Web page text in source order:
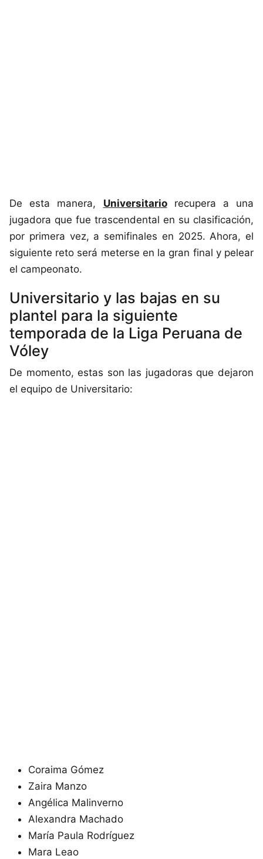
De esta manera, Universitariorecupera a una
jugadora que fue trascendental en su clasificación,
por primera vez, a semifinales en 2025. Ahora, el
siguiente reto será meterse en la gran final y pelear
el campeonato.
Universitario y las bajas en su
plantel para la siguiente
temporada de la Liga Peruana de
Vóley
De momento, estas son las jugadoras que dejaron
el equipo de Universitario:
Coraima Gómez
Zaira Manzo
Angélica Malinverno
Alexandra Machado
María Paula Rodríguez
Mara Leao